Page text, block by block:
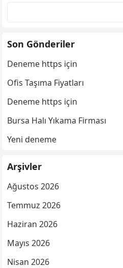
Son Gönderiler
Deneme https için
Ofis Taşıma Fiyatları
Deneme https için
Bursa Halı Yıkama Firması
Yeni deneme
Arşivler
Ağustos 2026
Temmuz 2026
Haziran 2026
Mayıs 2026
Nisan 2026